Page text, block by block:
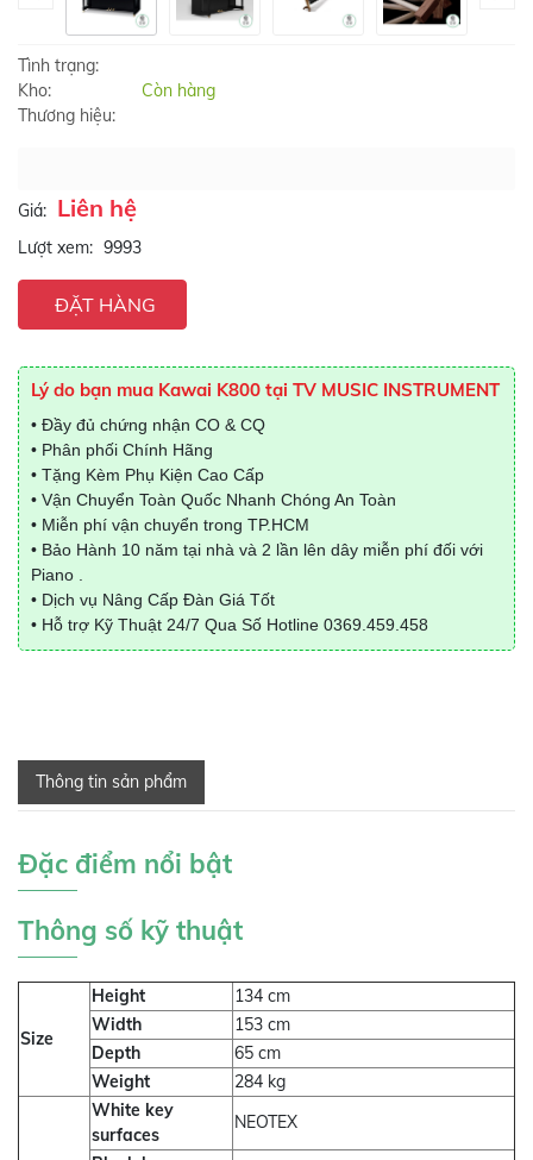
Tình trạng:
Kho:
Còn hàng
Thương hiệu:
Giá: Liên hệ
Lượt xem: 9993
ĐẶT HÀNG
Lý do bạn mua Kawai K800 tại TV MUSIC INSTRUMENT
• Đầy đủ chứng nhận CO & CQ
• Phân phối Chính Hãng
• Tặng Kèm Phụ Kiện Cao Cấp
• Vận Chuyển Toàn Quốc Nhanh Chóng An Toàn
• Miễn phí vận chuyển trong TP.HCM
• Bảo Hành 10 năm tại nhà và 2 lần lên dây miễn phí đối với
Piano .
• Dịch vụ Nâng Cấp Đàn Giá Tốt
• Hỗ trợ Kỹ Thuật 24/7 Qua Số Hotline 0369.459.458
Thông tin sản phẩm
Đặc điểm nổi bật
Thông số kỹ thuật
Size
Height
134 cm
Width
153 cm
Depth
65 cm
Weight
284 kg
White key
surfaces
NEOTEX